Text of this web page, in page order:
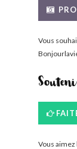
Vous
Vous